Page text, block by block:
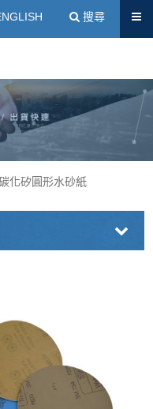
科技有限公司
送出
搜尋
化矽圓形水砂紙